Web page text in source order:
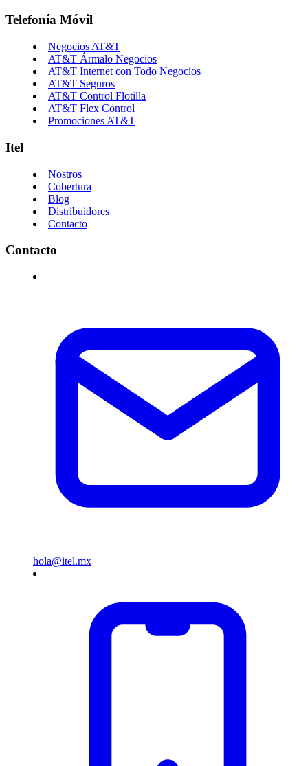
Telefonía Móvil
Negocios AT&T
AT&T Ármalo Negocios
AT&T Internet con Todo Negocios
AT&T Seguros
AT&T Control Flotilla
AT&T Flex Control
Promociones AT&T
Itel
Nostros
Cobertura
Blog
Distribuidores
Contacto
Contacto
hola@itel.mx